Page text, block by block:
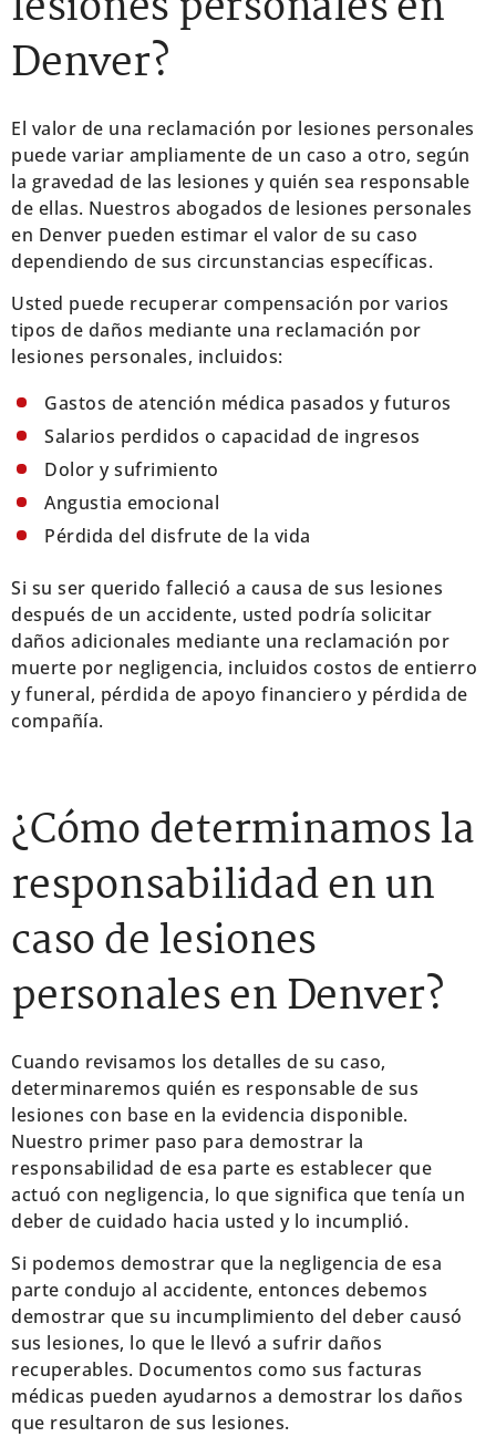
Denver?
El valor de una reclamación por lesiones personales
puede variar ampliamente de un caso a otro, según
la gravedad de las lesiones y quién sea responsable
de ellas. Nuestros abogados de lesiones personales
en Denver pueden estimar el valor de su caso
dependiendo de sus circunstancias específicas.
Usted puede recuperar compensación por varios
tipos de daños mediante una reclamación por
lesiones personales, incluidos:
Gastos de atención médica pasados y futuros
Salarios perdidos o capacidad de ingresos
Dolor y sufrimiento
Angustia emocional
Pérdida del disfrute de la vida
Si su ser querido falleció a causa de sus lesiones
después de un accidente, usted podría solicitar
daños adicionales mediante una reclamación por
muerte por negligencia, incluidos costos de entierro
y funeral, pérdida de apoyo financiero y pérdida de
compañía.
¿Cómo determinamos la
responsabilidad en un
caso de lesiones
personales en Denver?
Cuando revisamos los detalles de su caso,
determinaremos quién es responsable de sus
lesiones con base en la evidencia disponible.
Nuestro primer paso para demostrar la
responsabilidad de esa parte es establecer que
actuó con negligencia, lo que significa que tenía un
deber de cuidado hacia usted y lo incumplió.
Si podemos demostrar que la negligencia de esa
parte condujo al accidente, entonces debemos
demostrar que su incumplimiento del deber causó
sus lesiones, lo que le llevó a sufrir daños
recuperables. Documentos como sus facturas
médicas pueden ayudarnos a demostrar los daños
que resultaron de sus lesiones.